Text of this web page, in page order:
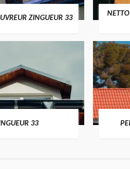
ZINGUEUR 33
33